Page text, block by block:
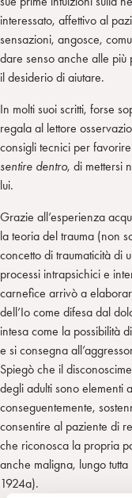
interessato, affettivo al
sensazioni, angosce,
dare senso anche alle più
il desiderio di aiutare.
In molti suoi scritti, forse
regala al lettore
consigli tecnici per
sentire dentro, di mettersi
lui.
Grazie all’esperienza
la teoria del trauma (non
concetto di traumaticità di
processi intrapsichici e
carnefice arrivò a
dell’Io come difesa dal
intesa come la possibilità
e si consegna
Spiegò che il
degli adulti sono elementi
conseguentemente,
consentire al paziente di
che riconosca la propria
anche maligna, lungo
1924a).